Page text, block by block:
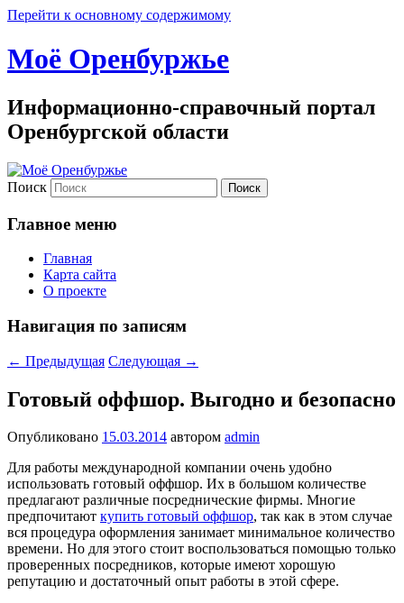
Перейти к основному содержимому
Моё Оренбуржье
Информационно-справочный портал
Оренбургской области
Поиск
Главное меню
Главная
Карта сайта
О проекте
Навигация по записям
← Предыдущая Следующая →
Готовый оффшор. Выгодно и безопасно
Опубликовано 15.03.2014 автором admin
Для работы международной компании очень удобно
использовать готовый оффшор. Их в большом количестве
предлагают различные посреднические фирмы. Многие
предпочитают купить готовый оффшор, так как в этом случае
вся процедура оформления занимает минимальное количество
времени. Но для этого стоит воспользоваться помощью только
проверенных посредников, которые имеют хорошую
репутацию и достаточный опыт работы в этой сфере.